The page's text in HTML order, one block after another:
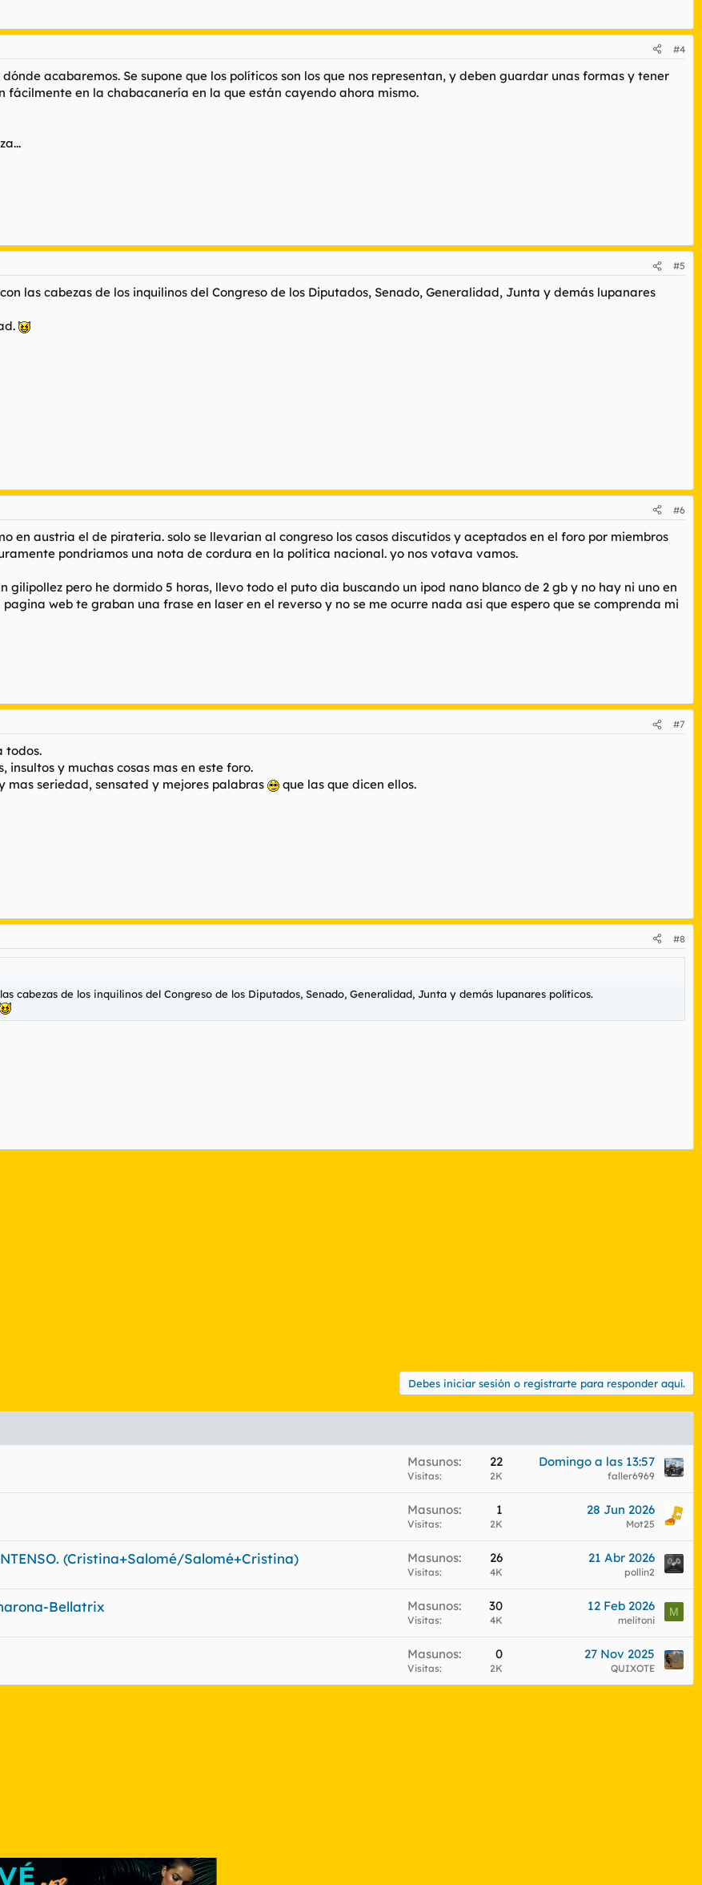
#4
acabaremos. Se supone que los políticos son los que nos representan, y deben guardar unas formas y tener
fácilmente en la chabacanería en la que están cayendo ahora mismo.
#5
las cabezas de los inquilinos del Congreso de los Diputados, Senado, Generalidad, Junta y demás lupanares
#6
en austria el de pirateria. solo se llevarian al congreso los casos discutidos y aceptados en el foro por miembros
pondriamos una nota de cordura en la politica nacional. yo nos votava vamos.
gilipollez pero he dormido 5 horas, llevo todo el puto dia buscando un ipod nano blanco de 2 gb y no hay ni uno en
web te graban una frase en laser en el reverso y no se me ocurre nada asi que espero que se comprenda mi
#7
todos.
insultos y muchas cosas mas en este foro.
mas seriedad, sensated y mejores palabras
que las que dicen ellos.
#8
cabezas de los inquilinos del Congreso de los Diputados, Senado, Generalidad, Junta y demás lupanares políticos.
Debes iniciar sesión o registrarte para responder aquí.
Masunos 22
Visitas 2K
Domingo a las 13:57
faller6969
Masunos 1
Visitas 2K
28 Jun 2026
Mot25
(Cristina+Salomé/Salomé+Cristina) Masunos 26
Visitas 4K
21 Abr 2026
pollin2
Bellatrix Masunos 30
Visitas 4K
12 Feb 2026
melitoni
M
Masunos 0
Visitas 2K
27 Nov 2025
QUIXOTE